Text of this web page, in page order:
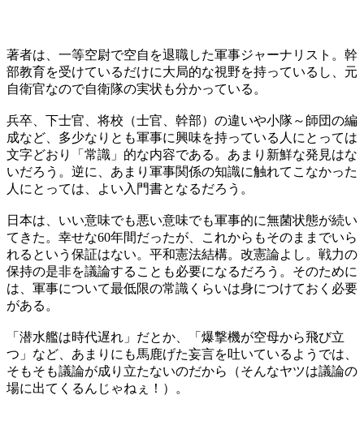
著者は、一等空尉で空自を退職した軍事ジャーナリスト。幹
部教育を受けているだけに大局的な視野を持っているし、元
自衛官なので自衛隊の実状も分かっている。
兵卒、下士官、将校（士官、幹部）の違いや小隊～師団の編
成など、多少なりとも軍事に興味を持っている人にとっては
文字どおり「常識」的な内容である。あまり新鮮な発見はな
いだろう。逆に、あまり軍事関係の知識に触れてこなかった
人にとっては、よい入門書となるだろう。
日本は、いい意味でも悪い意味でも軍事的に無菌状態が続い
てきた。幸せな60年間だったが、これからもそのままでいら
れるという保証はない。平和憲法結構。改憲論よし。戦力の
保持の是非を議論することも必要になるだろう。そのために
は、軍事について最低限の常識くらいは身につけておく必要
がある。
「潜水艦は時代遅れ」だとか、「爆撃機が空母から飛び立
つ」など、あまりにも馬鹿げた妄言を吐いているようでは、
そもそも議論が成り立たないのだから（そんなヤツは議論の
場に出てくるんじゃねぇ！）。